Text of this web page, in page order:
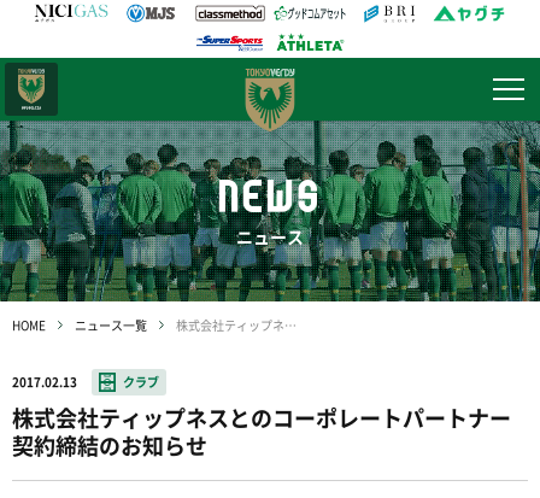
NEWS
ニュース
HOME ニュース一覧 株式会社ティップネスとのコーポレートパートナー契約締結のお知らせ
2017.02.13 クラブ
株式会社ティップネスとのコーポレートパートナー
契約締結のお知らせ